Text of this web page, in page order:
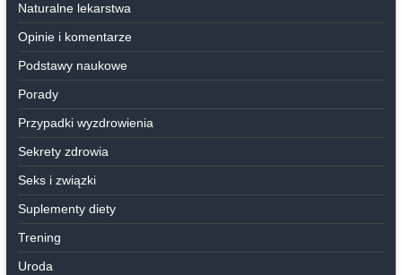
Naturalne lekarstwa
Opinie i komentarze
Podstawy naukowe
Porady
Przypadki wyzdrowienia
Sekrety zdrowia
Seks i związki
Suplementy diety
Trening
Uroda